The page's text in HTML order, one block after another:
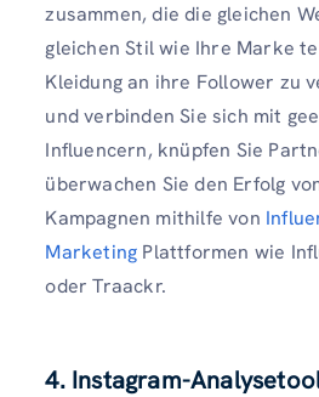
zusammen, die die gleichen
gleichen Stil wie Ihre Marke
Kleidung an ihre Follower zu
und verbinden Sie sich mit
Influencern, knüpfen Sie
überwachen Sie den Erfolg
Kampagnen mithilfe von
Marketing Plattformen wie
oder Traackr.
4. Instagram-